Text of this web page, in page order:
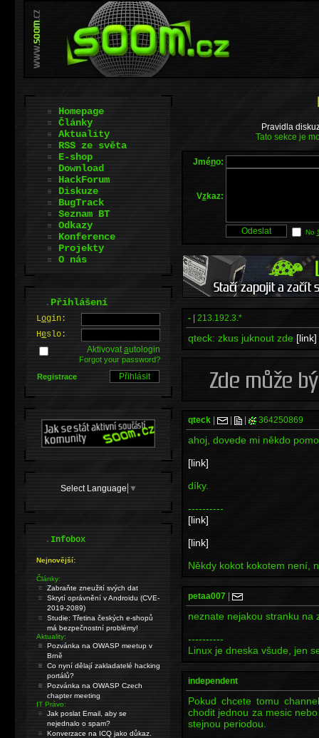
Pravidla
Tato sekce je
Jméno:
Vzkaz:
No
- 213.192.3.*
qteck: zkus juknout zde [link]
qteck 364250869
ahoj, dovede mi někdo
[link]
díky.
----------
[link]
[link]
Někdy kokot kokotem není,
petaa007
neznate nejakou stranku na
----------
Linux je dneska všude, jen
independent
Pokud chcete tomu
chodit jednou za mesic
stejnou periodou.
Homepage
Články
Aktuality
RSS ze světa
E-shop
Download
HackForum
Diskuze
BugTrack
Seznam BT
Odkazy
Konference
Projekty
O nás
.Přihlášení
Login:
Heslo:
Aktivovatautologin
Forgot your password?
Registrace
Select Language ▼
.Infobox
Nejnovější:
Články:
Zabraňte zneužití svých dat
Skrytí oprávnění v Androidu (CVE-
2019-2089)
Studie: Třetina českých e-shopů
má bezpečnostní problémy!
Aktuality:
Pozvánka na OWASP meetup v
Brně
Co nyní dělají zakladatelé hacking
portálů?
Pozvánka na OWASP Czech
chapter meeting
IT Právo:
Jak poslat Email, aby se
nejednalo o spam?
Konverzace na ICQ jako důkaz.